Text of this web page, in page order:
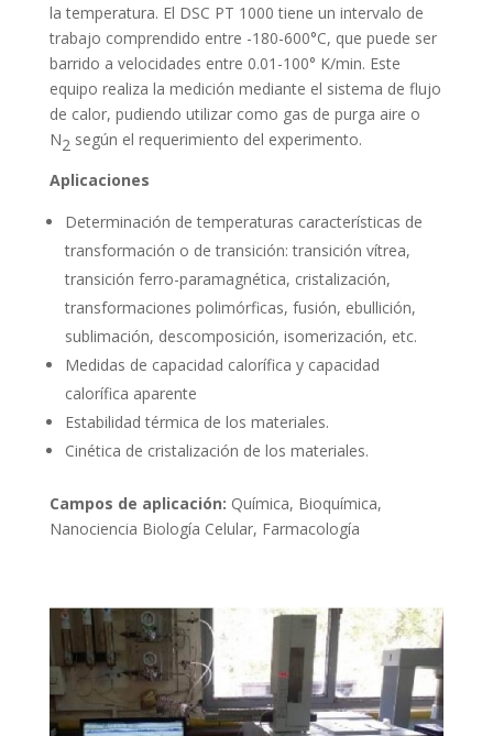
la temperatura. El DSC PT 1000 tiene un intervalo de
trabajo comprendido entre -180-600°C, que puede ser
barrido a velocidades entre 0.01-100° K/min. Este
equipo realiza la medición mediante el sistema de flujo
de calor, pudiendo utilizar como gas de purga aire o
N2 según el requerimiento del experimento.
Aplicaciones
Determinación de temperaturas características de
transformación o de transición: transición vítrea,
transición ferro-paramagnética, cristalización,
transformaciones polimórficas, fusión, ebullición,
sublimación, descomposición, isomerización, etc.
Medidas de capacidad calorífica y capacidad
calorífica aparente
Estabilidad térmica de los materiales.
Cinética de cristalización de los materiales.
Campos de aplicación: Química, Bioquímica,
Nanociencia Biología Celular, Farmacología